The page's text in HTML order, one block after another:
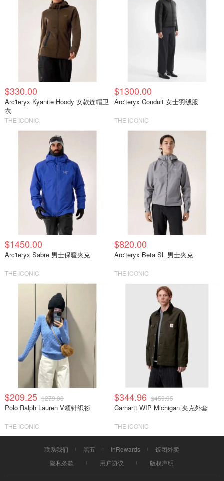
$330.00
Arc'teryx Kyanite Hoody 女款连帽卫
衣
THE ICONIC
$1300.00
Arc'teryx Conduit 女士羽绒服
THE ICONIC
$1450.00
Arc'teryx Sabre 男士保暖夹克
THE ICONIC
$820.00
Arc'teryx Beta SL 男士夹克
THE ICONIC
$209.25 $279.00
Polo Ralph Lauren V领针织衫
THE ICONIC
$344.96 $459.95
Carhartt WIP Michigan 夹克外套
THE ICONIC
联系我们 黑五 InRewards
饭团外卖
隐私条款
用户协议 版权声明